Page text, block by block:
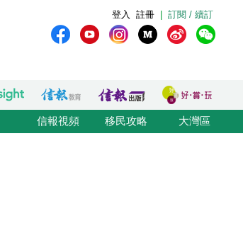
訂閱 / 續訂
註冊
登入
信報視頻 移民攻略 大灣區